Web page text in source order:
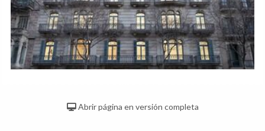
Abrir página en versión completa